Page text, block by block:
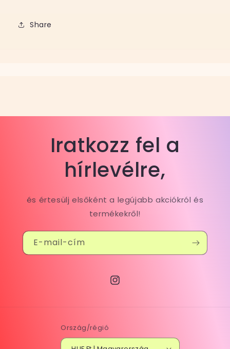
Share
Iratkozz fel a
hírlevélre,
és értesülj elsőként a legújabb akciókról és
termékekről!
E-mail-cím
Instagram
Ország/régió